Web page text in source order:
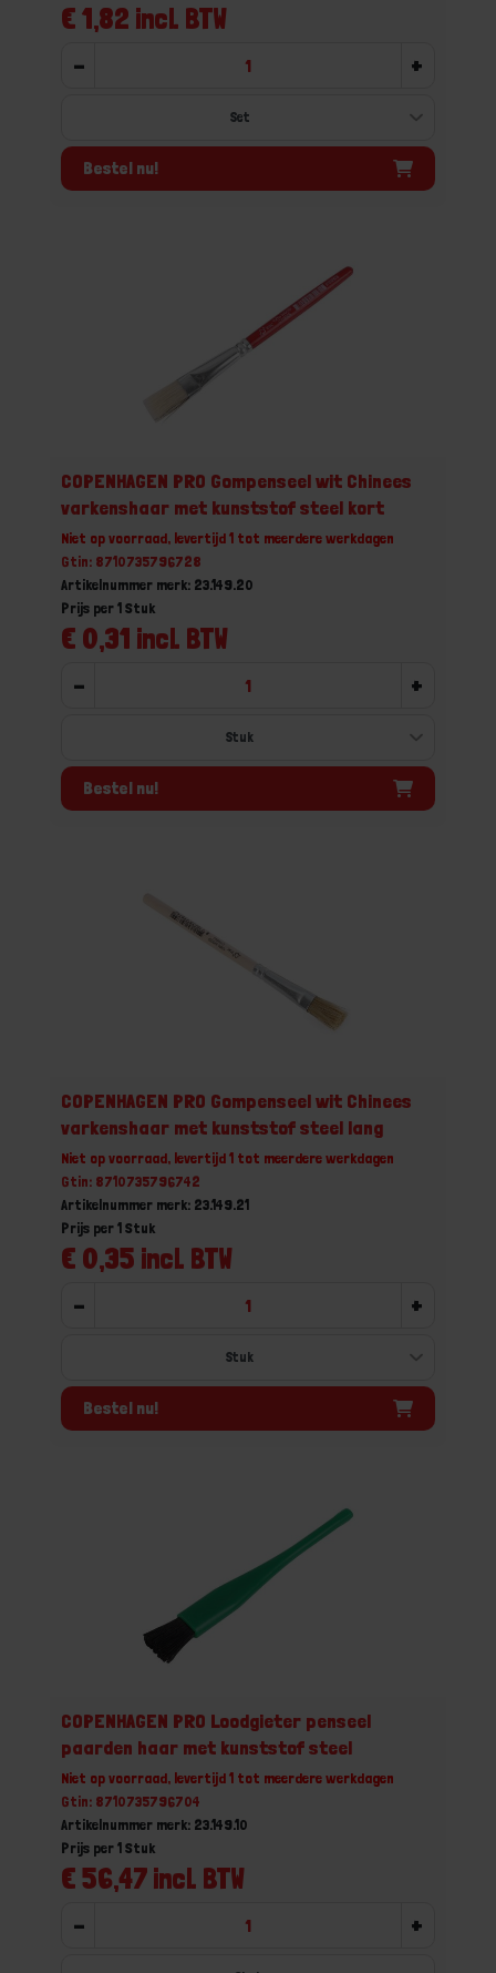
€ 1,82 incl. BTW
- +
Bestel nu!
COPENHAGEN PRO Gompenseel wit Chinees
varkenshaar met kunststof steel kort
Niet op voorraad, levertijd 1 tot meerdere werkdagen
Gtin: 8710735796728
Artikelnummer merk: 23.149.20
€ 0,31 incl. BTW
Prijs per 1 Stuk
- +
Bestel nu!
COPENHAGEN PRO Gompenseel wit Chinees
varkenshaar met kunststof steel lang
Niet op voorraad, levertijd 1 tot meerdere werkdagen
Gtin: 8710735796742
Artikelnummer merk: 23.149.21
€ 0,35 incl. BTW
Prijs per 1 Stuk
- +
Bestel nu!
COPENHAGEN PRO Loodgieter penseel
paarden haar met kunststof steel
Niet op voorraad, levertijd 1 tot meerdere werkdagen
Gtin: 8710735796704
Artikelnummer merk: 23.149.10
€ 56,47 incl. BTW
Prijs per 1 Stuk
- +